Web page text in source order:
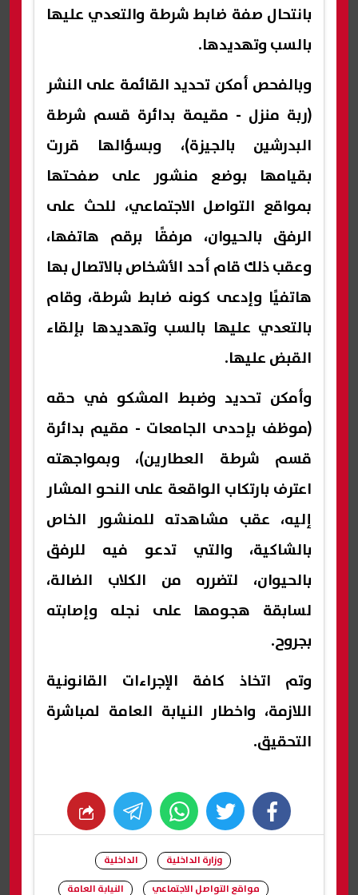
بانتحال صفة ضابط شرطة والتعدي عليها
بالسب وتهديدها.
وبالفحص أمكن تحديد القائمة على النشر
(ربة منزل - مقيمة بدائرة قسم شرطة
البدرشين بالجيزة)، وبسؤالها قررت
بقيامها بوضع منشور على صفحتها
بمواقع التواصل الاجتماعي، للحث على
الرفق بالحيوان، مرفقًا برقم هاتفها،
وعقب ذلك قام أحد الأشخاص بالاتصال بها
هاتفيًا وإدعى كونه ضابط شرطة، وقام
بالتعدي عليها بالسب وتهديدها بإلقاء
القبض عليها.
وأمكن تحديد وضبط المشكو في حقه
(موظف بإحدى الجامعات - مقيم بدائرة
قسم شرطة العطارين)، وبمواجهته
اعترف بارتكاب الواقعة على النحو المشار
إليه، عقب مشاهدته للمنشور الخاص
بالشاكية، والتي تدعو فيه للرفق
بالحيوان، لتضرره من الكلاب الضالة،
لسابقة هجومها على نجله وإصابته
بجروح.
وتم اتخاذ كافة الإجراءات القانونية
اللازمة، واخطار النيابة العامة لمباشرة
التحقيق.
facebook
twitter
whats
وزارة الداخلية
الداخلية
مواقع التواصل الاجتماعي
النيابة العامة